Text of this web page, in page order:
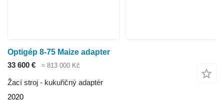
Optigép 8-75 Maize adapter
33 600 €
≈ 813 000 Kč
Žací stroj - kukuřičný adaptér
2020